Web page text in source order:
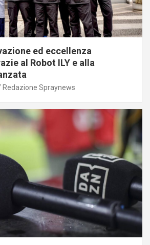
ed eccellenza
al Robot ILY e alla
Redazione Spraynews